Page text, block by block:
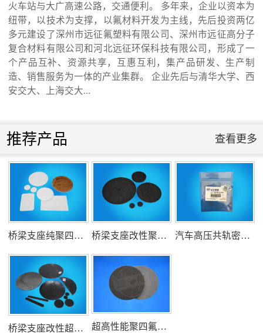
与环境新材料成果转化基地签约暨揭牌仪
式...
氟塑料行业兴氟沙龙...
组织客户体验深州蜜桃采摘...
衡水市委书记新项目开发参观...
火车站与大广高速公路，交通便利。 多年来，企业以资本为
纽带，以技术为支撑，以氟材料开发为主线，先后投资两亿
多元建设了深州市远征氟塑料有限公司、深州市远征高分子
复合材料有限公司和河北远征环保科技有限公司，形成了一
个产品互补、资源共享，互惠互利，集产品研发、生产制
造、销售服务为一体的产业集群。 企业先后与清华大学、西
安交大、上海交大...
推荐产品 查看更多
桥梁支座纯聚四氟乙烯滑板 桥梁支座改性聚四氟乙烯滑板 汽车高压共轨密封圈
桥梁支座改性超高分子量聚乙烯滑板 超高性能聚四氟乙烯滑板